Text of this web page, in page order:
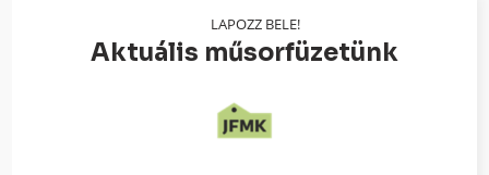
LAPOZZ BELE!
Aktuális műsorfüzetünk